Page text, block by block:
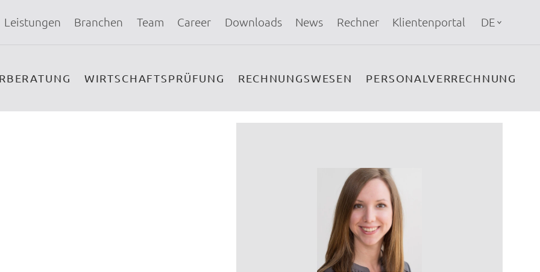
Leistungen Branchen Team Career Downloads News Rechner Klientenportal DE
WIRTSCHAFTSPRÜFUNG RECHNUNGSWESEN PERSONALVERRECHNUNG